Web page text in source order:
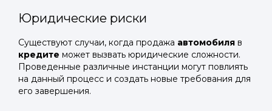
Юридические риски
Существуют случаи, когда продажа автомобиля в
кредите может вызвать юридические сложности.
Проведенные различные инстанции могут повлиять
на данный процесс и создать новые требования для
его завершения.